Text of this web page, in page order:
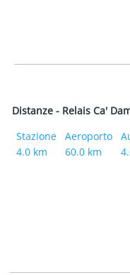
Distanze - Relais Ca'
Stazione
4.0 km
Aeroporto
60.0 km